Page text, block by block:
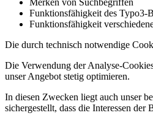
Funktionsfähigkeit des Typo3-
Funktionsfähigkeit
Die durch technisch notwendige
Die Verwendung der Analyse-
unser Angebot stetig optimieren.
In diesen Zwecken liegt auch unser
sichergestellt, dass die Interessen